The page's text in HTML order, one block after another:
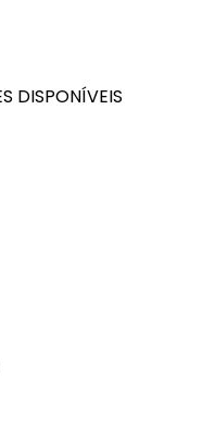
DISPONÍVEIS